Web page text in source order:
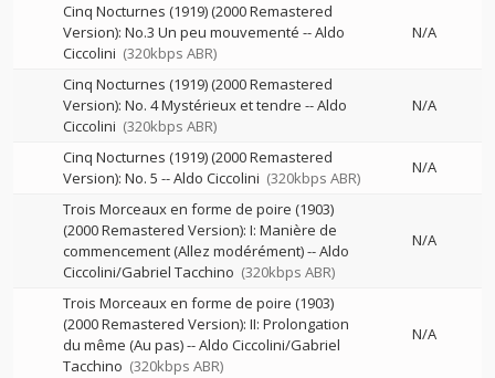
Cinq Nocturnes (1919) (2000 Remastered
Version): No.3 Un peu mouvementé --Aldo
Ciccolini (320kbps ABR)
N/A
Cinq Nocturnes (1919) (2000 Remastered
Version): No. 4 Mystérieux et tendre --Aldo
Ciccolini (320kbps ABR)
N/A
Cinq Nocturnes (1919) (2000 Remastered
Version): No. 5 --Aldo Ciccolini (320kbps ABR)
N/A
Trois Morceaux en forme de poire (1903)
(2000 Remastered Version): I: Manière de
commencement (Allez modérément)--Aldo
Ciccolini/Gabriel Tacchino (320kbps ABR)
N/A
Trois Morceaux en forme de poire (1903)
(2000 Remastered Version): II: Prolongation
du même (Au pas)--Aldo Ciccolini/Gabriel
Tacchino (320kbps ABR)
N/A